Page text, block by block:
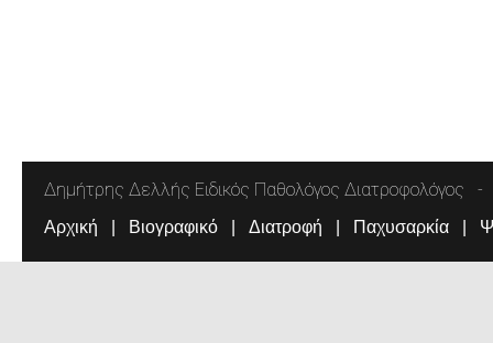
Δημήτρης Δελλής Ειδικός Παθολόγος Διατροφολόγος
Αρχική Βιογραφικό Διατροφή Παχυσαρκία